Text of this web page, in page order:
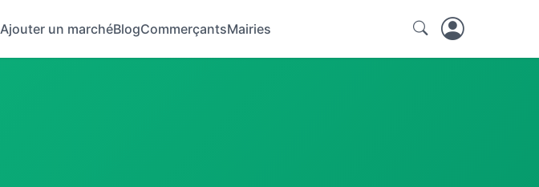
Ajouter un marchéBlogCommerçantsMairies